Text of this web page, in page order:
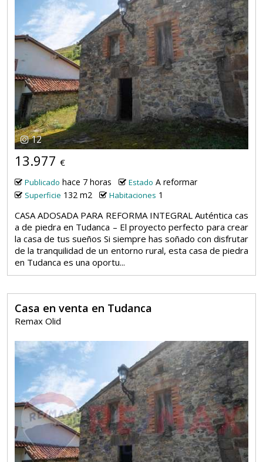
12
13.977 €
Publicado hace 7 horas Estado A reformar
Superficie 132 m2 Habitaciones 1
CASA ADOSADA PARA REFORMA INTEGRAL Auténtica cas
a de piedra en Tudanca – El proyecto perfecto para crear
la casa de tus sueños Si siempre has soñado con disfrutar
de la tranquilidad de un entorno rural, esta casa de piedra
en Tudanca es una oportu...
Casa en venta en Tudanca
Remax Olid